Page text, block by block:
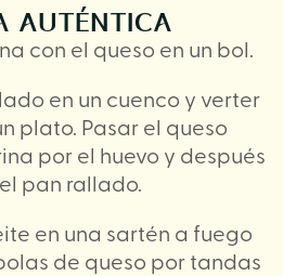
AUTÉNTICA
con el queso en un bol.
en un cuenco y verter
plato. Pasar el queso
por el huevo y después
pan rallado.
en una sartén a fuego
de queso por tandas